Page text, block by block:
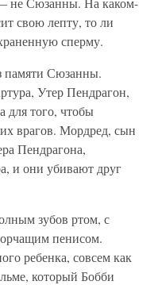
свою лепту, то ли
сперму.
Сюзанны.
Утер Пендрагон,
для того, чтобы
врагов. Мордред, сын
Пендрагона,
и они убивают друг
зубов ртом, с
пенисом.
ребенка, совсем как
который Бобби